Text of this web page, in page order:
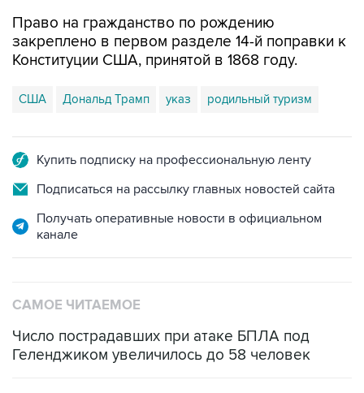
Право на гражданство по рождению
закреплено в первом разделе 14-й поправки к
Конституции США, принятой в 1868 году.
США Дональд Трамп указ родильный туризм
Купить подписку на профессиональную ленту
Подписаться на рассылку главных новостей сайта
Получать оперативные новости в официальном
канале
САМОЕ ЧИТАЕМОЕ
Число пострадавших при атаке БПЛА под
Геленджиком увеличилось до 58 человек